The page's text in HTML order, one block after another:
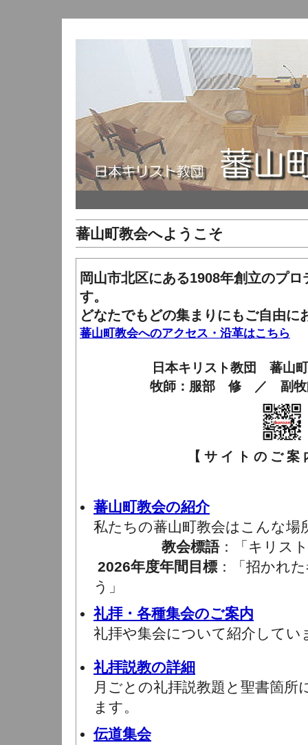
蕃山町教会へようこそ
岡山市北区にある1908年創立のプ
す。
どなたでもどの集まりにもご自由に
蕃山町教会へのアクセス・沿革はこちら
日本キリスト教団 蕃山
牧師：服部 修 ／ 副牧
【 サ イ ト の ご 案 内
蕃山町教会の紹介
私たちの蕃山町教会はこんな場
教会標語：「キリス
2026年度年間目標 ：「招かれ
う」
礼拝・各種集会のご案内
礼拝や集会について紹介してい
礼拝説教の詳細
月ごとの礼拝説教題と聖書箇所
ます。
伝道集会